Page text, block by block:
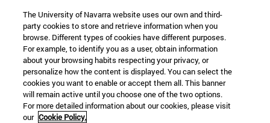
The University of Navarra website uses our own and third-
party cookies to store and retrieve information when you
browse. Different types of cookies have different purposes.
For example, to identify you as a user, obtain information
about your browsing habits respecting your privacy, or
personalize how the content is displayed. You can select the
cookies you want to enable or accept them all. This banner
will remain active until you choose one of the two options.
For more detailed information about our cookies, please visit
our Cookie Policy.